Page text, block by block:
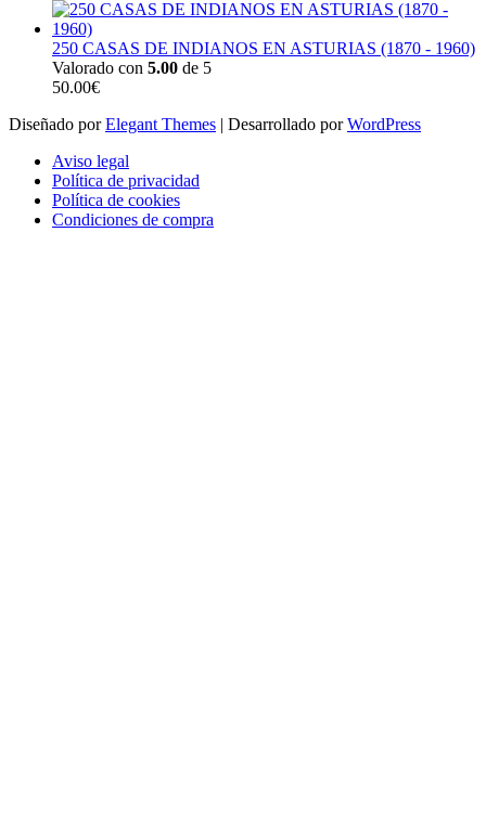
250 CASAS DE INDIANOS EN ASTURIAS (1870 - 1960)
Valorado con 5.00 de 5
50.00€
Diseñado porElegant Themes | Desarrollado porWordPress
Aviso legal
Política de privacidad
Política de cookies
Condiciones de compra